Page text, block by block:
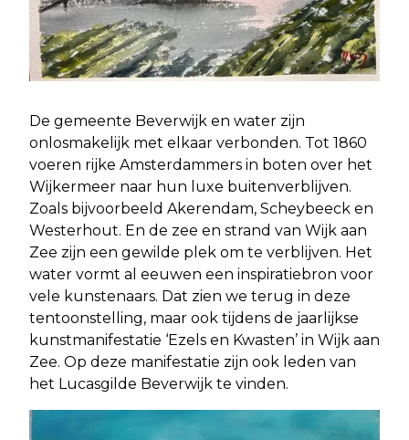
De gemeente Beverwijk en water zijn
onlosmakelijk met elkaar verbonden. Tot 1860
voeren rijke Amsterdammers in boten over het
Wijkermeer naar hun luxe buitenverblijven.
Zoals bijvoorbeeld Akerendam, Scheybeeck en
Westerhout. En de zee en strand van Wijk aan
Zee zijn een gewilde plek om te verblijven. Het
water vormt al eeuwen een inspiratiebron voor
vele kunstenaars. Dat zien we terug in deze
tentoonstelling, maar ook tijdens de jaarlijkse
kunstmanifestatie ‘Ezels en Kwasten’ in Wijk aan
Zee. Op deze manifestatie zijn ook leden van
het Lucasgilde Beverwijk te vinden.